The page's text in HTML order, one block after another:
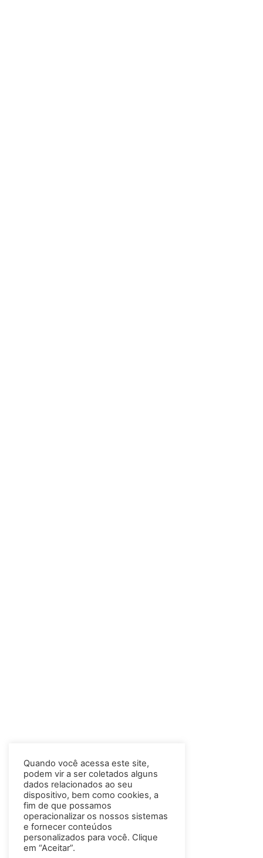
Quando você acessa este site,
podem vir a ser coletados alguns
dados relacionados ao seu
dispositivo, bem como cookies, a
fim de que possamos
operacionalizar os nossos sistemas
e fornecer conteúdos
personalizados para você. Clique
em “Aceitar”.